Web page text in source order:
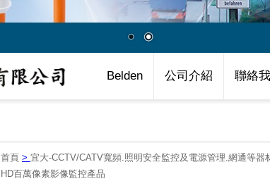
Belden 公司介紹 聯絡
首頁 > 宜大-CCTV/CATV寬頻.照明安全監控及電源管理.網通等器
HD百萬像素影像監控產品